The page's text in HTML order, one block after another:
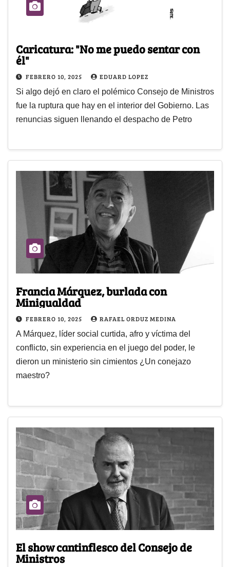
Caricatura: "No me puedo sentar con
él"
FEBRERO 10, 2025 EDUARD LOPEZ
Si algo dejó en claro el polémico Consejo de Ministros
fue la ruptura que hay en el interior del Gobierno. Las
renuncias siguen llenando el despacho de Petro
Francia Márquez, burlada con
Minigualdad
FEBRERO 10, 2025 RAFAEL ORDUZ MEDINA
A Márquez, líder social curtida, afro y víctima del
conflicto, sin experiencia en el juego del poder, le
dieron un ministerio sin cimientos ¿Un conejazo
maestro?
El show cantinflesco del Consejo de
Ministros